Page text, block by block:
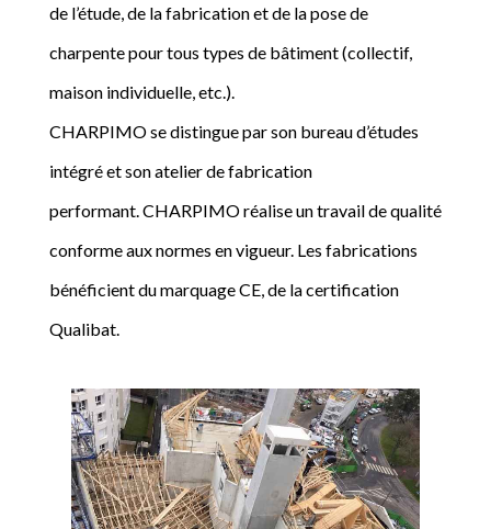
de l’étude, de la fabrication et de la pose de
charpente pour tous types de bâtiment (collectif,
maison individuelle, etc.).
CHARPIMO se distingue par son bureau d’études
intégré et son atelier de fabrication
performant. CHARPIMO réalise un travail de qualité
conforme aux normes en vigueur. Les fabrications
bénéficient du marquage CE, de la certification
Qualibat.